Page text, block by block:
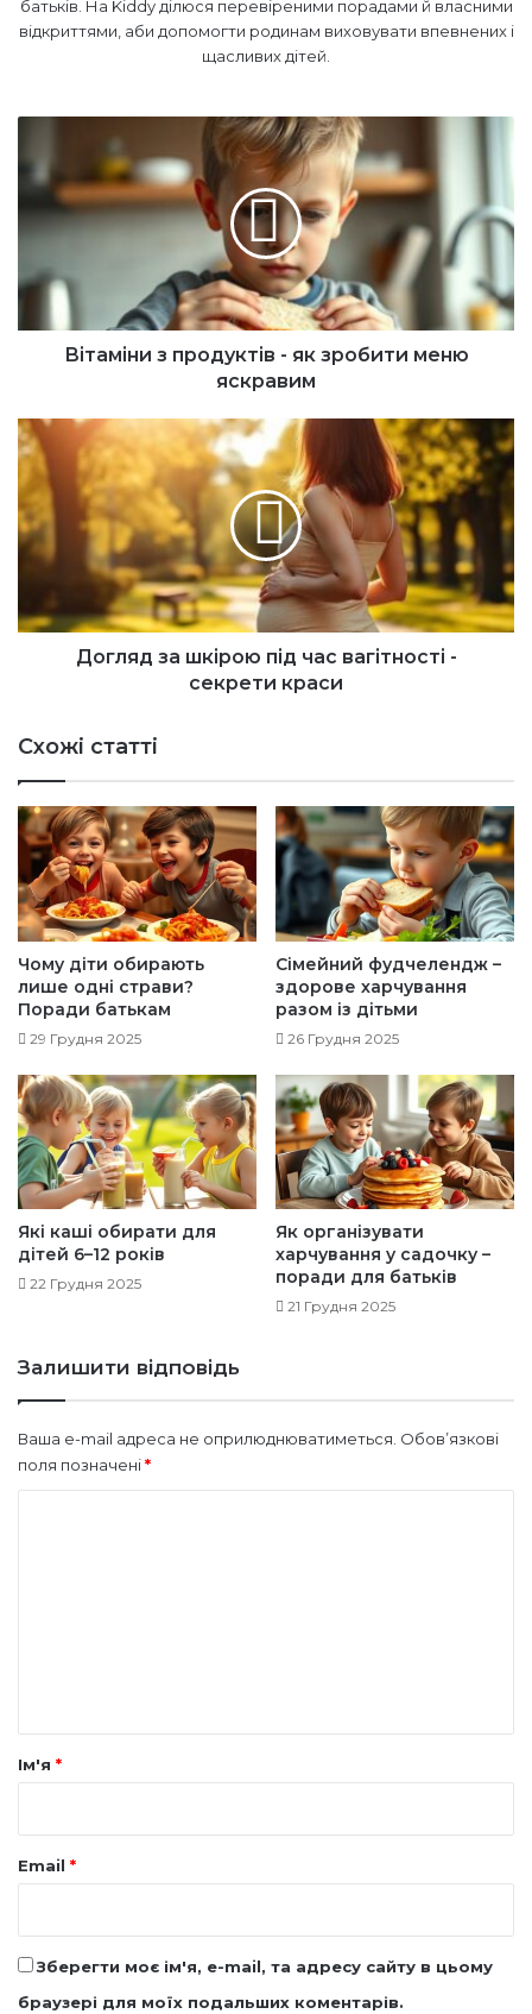
батьків. На Kiddy ділюся перевіреними порадами й власними
відкриттями, аби допомогти родинам виховувати впевнених і
щасливих дітей.
м
н
и
з
д
у
і
к
и
т
и
м
н
ю
я
р
и
м
Вітаміни з продуктів - як зробити меню
яскравим
Д
о
г
л
я
ш
ю
п
і
д
а
с
в
а
г
і
т
о
с
т
і
-
с
е
к
р
к
р
а
Догляд за шкірою під час вагітності -
секрети краси
Схожі статті
Чому діти обирають
лише одні страви?
Поради батькам
29 Грудня 2025
Сімейний фудчелендж –
здорове харчування
разом із дітьми
26 Грудня 2025
Які каші обирати для
дітей 6–12 років
22 Грудня 2025
Як організувати
харчування у садочку –
поради для батьків
21 Грудня 2025
Залишити відповідь
Ваша e-mail адреса не оприлюднюватиметься. Обов’язкові
поля позначені*
рІм'я *
Email *
Зберегти моє ім'я, e-mail, та адресу сайту в цьому
браузері для моїх подальших коментарів.